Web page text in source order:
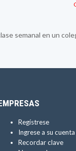
semanal en un
Regístrese
Ingrese a su cuenta
Recordar clave